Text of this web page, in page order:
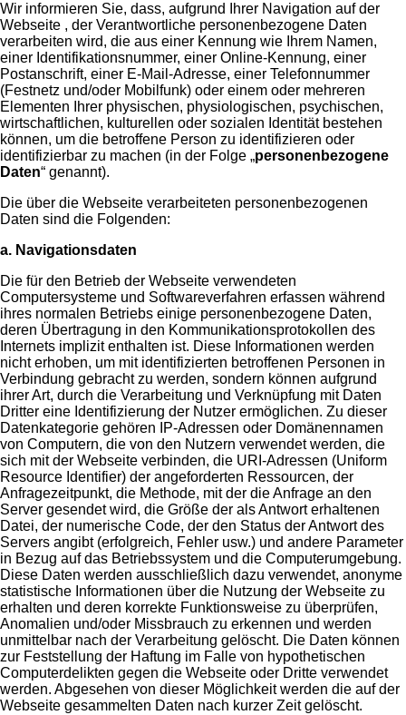
Wir informieren Sie, dass, aufgrund Ihrer Navigation auf der
Webseite , der Verantwortliche personenbezogene Daten
verarbeiten wird, die aus einer Kennung wie Ihrem Namen,
einer Identifikationsnummer, einer Online-Kennung, einer
Postanschrift, einer E-Mail-Adresse, einer Telefonnummer
(Festnetz und/oder Mobilfunk) oder einem oder mehreren
Elementen Ihrer physischen, physiologischen, psychischen,
wirtschaftlichen, kulturellen oder sozialen Identität bestehen
können, um die betroffene Person zu identifizieren oder
identifizierbar zu machen (in der Folge „personenbezogene
Daten“ genannt).
Die über die Webseite verarbeiteten personenbezogenen
Daten sind die Folgenden:
a. Navigationsdaten
Die für den Betrieb der Webseite verwendeten
Computersysteme und Softwareverfahren erfassen während
ihres normalen Betriebs einige personenbezogene Daten,
deren Übertragung in den Kommunikationsprotokollen des
Internets implizit enthalten ist. Diese Informationen werden
nicht erhoben, um mit identifizierten betroffenen Personen in
Verbindung gebracht zu werden, sondern können aufgrund
ihrer Art, durch die Verarbeitung und Verknüpfung mit Daten
Dritter eine Identifizierung der Nutzer ermöglichen. Zu dieser
Datenkategorie gehören IP-Adressen oder Domänennamen
von Computern, die von den Nutzern verwendet werden, die
sich mit der Webseite verbinden, die URI-Adressen (Uniform
Resource Identifier) der angeforderten Ressourcen, der
Anfragezeitpunkt, die Methode, mit der die Anfrage an den
Server gesendet wird, die Größe der als Antwort erhaltenen
Datei, der numerische Code, der den Status der Antwort des
Servers angibt (erfolgreich, Fehler usw.) und andere Parameter
in Bezug auf das Betriebssystem und die Computerumgebung.
Diese Daten werden ausschließlich dazu verwendet, anonyme
statistische Informationen über die Nutzung der Webseite zu
erhalten und deren korrekte Funktionsweise zu überprüfen,
Anomalien und/oder Missbrauch zu erkennen und werden
unmittelbar nach der Verarbeitung gelöscht. Die Daten können
zur Feststellung der Haftung im Falle von hypothetischen
Computerdelikten gegen die Webseite oder Dritte verwendet
werden. Abgesehen von dieser Möglichkeit werden die auf der
Webseite gesammelten Daten nach kurzer Zeit gelöscht.